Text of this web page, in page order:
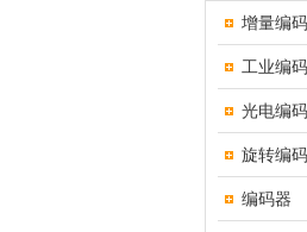
增量编
工业编
光电编
旋转编
编码器